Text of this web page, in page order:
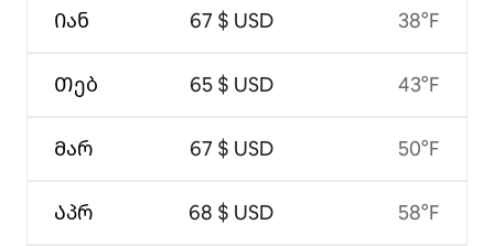
Იან
Თებ
Მარ
Აპრ
67 $ USD
65 $ USD
67 $ USD
68 $ USD
38°F
43°F
50°F
58°F